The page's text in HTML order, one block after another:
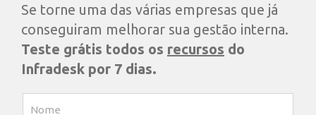
Se torne uma das várias empresas que já
conseguiram melhorar sua gestão interna.
Teste grátis todos os recursos do
Infradesk por 7 dias.